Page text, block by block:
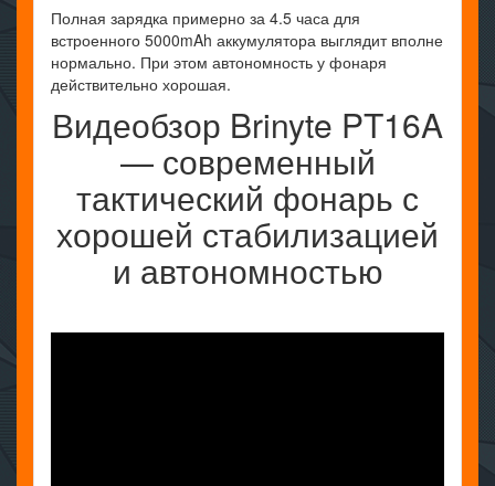
Полная зарядка примерно за 4.5 часа для
встроенного 5000mAh аккумулятора выглядит вполне
нормально. При этом автономность у фонаря
действительно хорошая.
Видеобзор Brinyte PT16A
— современный
тактический фонарь с
хорошей стабилизацией
и автономностью